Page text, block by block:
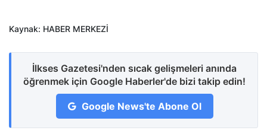
Kaynak: HABER MERKEZİ
İlkses Gazetesi'nden sıcak gelişmeleri anında
öğrenmek için Google Haberler'de bizi takip edin!
Google News'te Abone Ol